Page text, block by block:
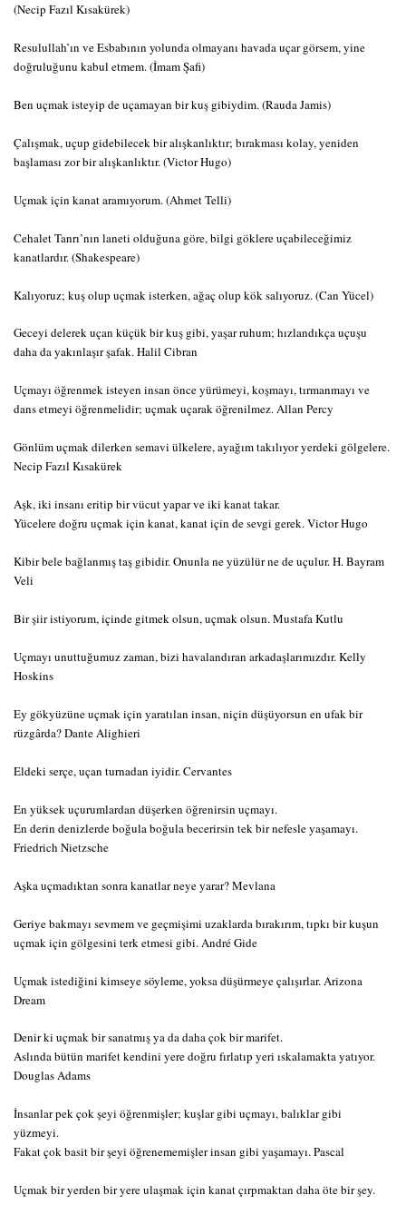
(Necip Fazıl Kısakürek)
Resulullah’ın ve Esbabının yolunda olmayanı havada uçar görsem, yine
doğruluğunu kabul etmem. (İmam Şafi)
Ben uçmak isteyip de uçamayan bir kuş gibiydim. (Rauda Jamis)
Çalışmak, uçup gidebilecek bir alışkanlıktır; bırakması kolay, yeniden
başlaması zor bir alışkanlıktır. (Victor Hugo)
Uçmak için kanat aramıyorum. (Ahmet Telli)
Cehalet Tanrı’nın laneti olduğuna göre, bilgi göklere uçabileceğimiz
kanatlardır. (Shakespeare)
Kalıyoruz; kuş olup uçmak isterken, ağaç olup kök salıyoruz. (Can Yücel)
Geceyi delerek uçan küçük bir kuş gibi, yaşar ruhum; hızlandıkça uçuşu
daha da yakınlaşır şafak. Halil Cibran
Uçmayı öğrenmek isteyen insan önce yürümeyi, koşmayı, tırmanmayı ve
dans etmeyi öğrenmelidir; uçmak uçarak öğrenilmez. Allan Percy
Gönlüm uçmak dilerken semavi ülkelere, ayağım takılıyor yerdeki gölgelere.
Necip Fazıl Kısakürek
Aşk, iki insanı eritip bir vücut yapar ve iki kanat takar.
Yücelere doğru uçmak için kanat, kanat için de sevgi gerek. Victor Hugo
Kibir bele bağlanmış taş gibidir. Onunla ne yüzülür ne de uçulur. H. Bayram
Veli
Bir şiir istiyorum, içinde gitmek olsun, uçmak olsun. Mustafa Kutlu
Uçmayı unuttuğumuz zaman, bizi havalandıran arkadaşlarımızdır. Kelly
Hoskins
Ey gökyüzüne uçmak için yaratılan insan, niçin düşüyorsun en ufak bir
rüzgârda? Dante Alighieri
Eldeki serçe, uçan turnadan iyidir. Cervantes
En yüksek uçurumlardan düşerken öğrenirsin uçmayı.
En derin denizlerde boğula boğula becerirsin tek bir nefesle yaşamayı.
Friedrich Nietzsche
Aşka uçmadıktan sonra kanatlar neye yarar? Mevlana
Geriye bakmayı sevmem ve geçmişimi uzaklarda bırakırım, tıpkı bir kuşun
uçmak için gölgesini terk etmesi gibi. André Gide
Uçmak istediğini kimseye söyleme, yoksa düşürmeye çalışırlar. Arizona
Dream
Denir ki uçmak bir sanatmış ya da daha çok bir marifet.
Aslında bütün marifet kendini yere doğru fırlatıp yeri ıskalamakta yatıyor.
Douglas Adams
İnsanlar pek çok şeyi öğrenmişler; kuşlar gibi uçmayı, balıklar gibi
yüzmeyi.
Fakat çok basit bir şeyi öğrenememişler insan gibi yaşamayı. Pascal
Uçmak bir yerden bir yere ulaşmak için kanat çırpmaktan daha öte bir şey.